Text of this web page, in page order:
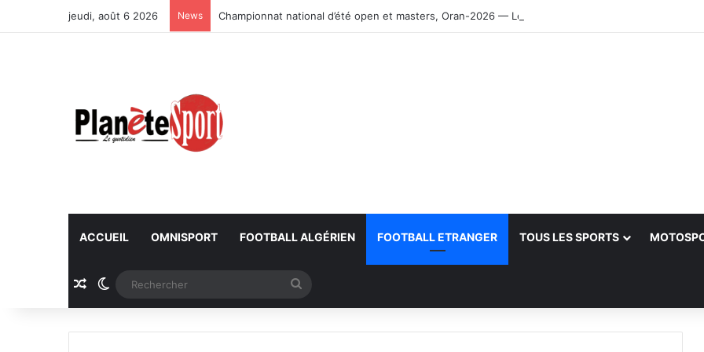
jeudi, août 6 2026 News Championnat national d’été open et masters, Oran-2026 — Le CRB s’adjuge le titre
ACCUEIL OMNISPORT FOOTBALL ALGÉRIEN FOOTBALL ETRANGER TOUS LES SPORTS
Article Aléatoire
Switch skin